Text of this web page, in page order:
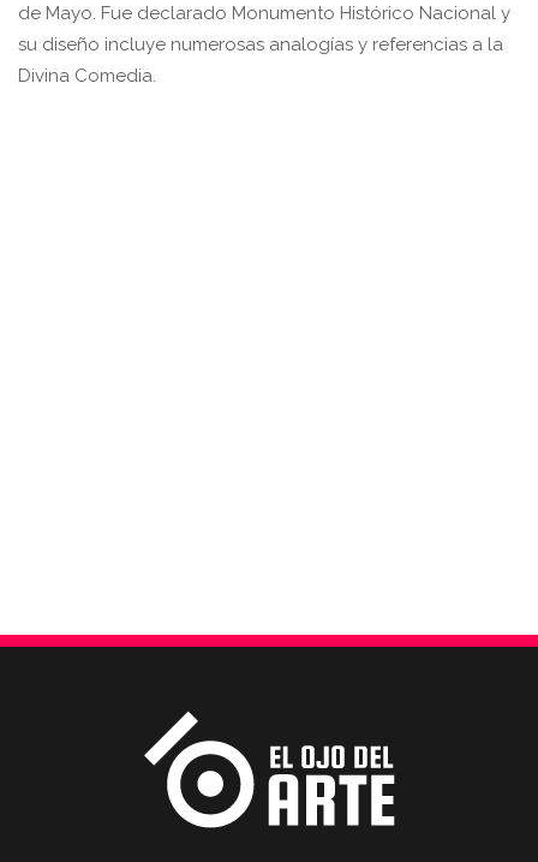
de Mayo. Fue declarado Monumento Histórico Nacional y
su diseño incluye numerosas analogías y referencias a la
Divina Comedia.